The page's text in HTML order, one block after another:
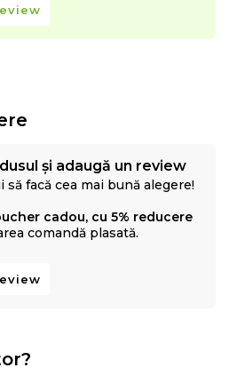
și adaugă un review
să facă cea mai bună alegere!
cadou, cu 5% reducere
comandă plasată.